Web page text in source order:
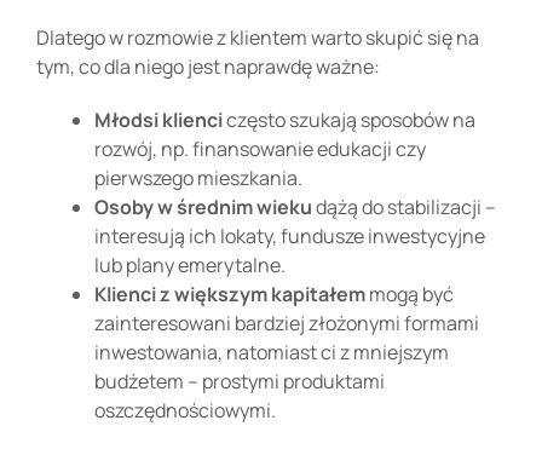
Dlatego w rozmowie z klientem warto skupić się na
tym, co dla niego jest naprawdę ważne:
Młodsi klienciczęsto szukają sposobów na
rozwój, np. finansowanie edukacji czy
pierwszego mieszkania.
Osoby w średnim wiekudążą do stabilizacji –
interesują ich lokaty, fundusze inwestycyjne
lub plany emerytalne.
Klienci z większym kapitałemmogą być
zainteresowani bardziej złożonymi formami
inwestowania, natomiast ci z mniejszym
budżetem – prostymi produktami
oszczędnościowymi.